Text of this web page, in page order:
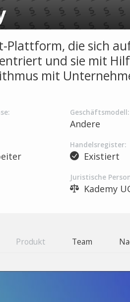
Plattform, die sich
und sie mit
mit
Geschäftsmodell:
Andere
Handelsregister:
Existiert
Juristische
Kademy
Produkt Team